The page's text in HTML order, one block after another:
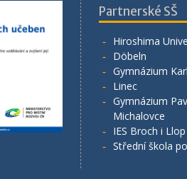
Partnerské SŠ
Hiroshima
Döbeln
Gymnázium
Linec
Gymnázium
Michalovce
IES Broch i Llop
Střední škola